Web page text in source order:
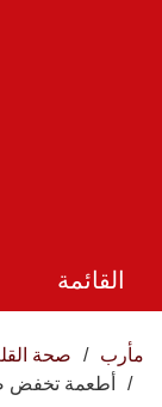
القائمة
مأرب
صحة
أطعمة تخفض